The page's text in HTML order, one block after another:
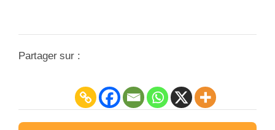
Partager sur :